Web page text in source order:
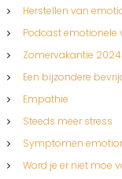
Herstellen van
Podcast emotionele
Zomervakantie 2024
Een bijzondere
Empathie
Steeds meer stress
Symptomen
Word je er niet moe